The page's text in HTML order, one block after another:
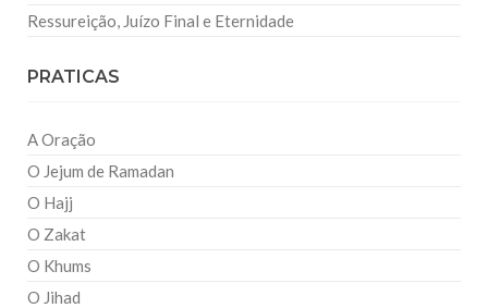
Ressureição, Juízo Final e Eternidade
PRATICAS
A Oração
O Jejum de Ramadan
O Hajj
O Zakat
O Khums
O Jihad